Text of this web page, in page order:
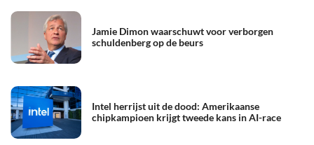
Jamie Dimon waarschuwt voor verborgen
schuldenberg op de beurs
Intel herrijst uit de dood: Amerikaanse
chipkampioen krijgt tweede kans in AI-race